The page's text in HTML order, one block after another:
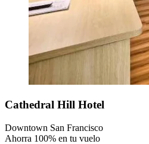
Cathedral Hill Hotel
Downtown San Francisco
Ahorra 100% en tu vuelo